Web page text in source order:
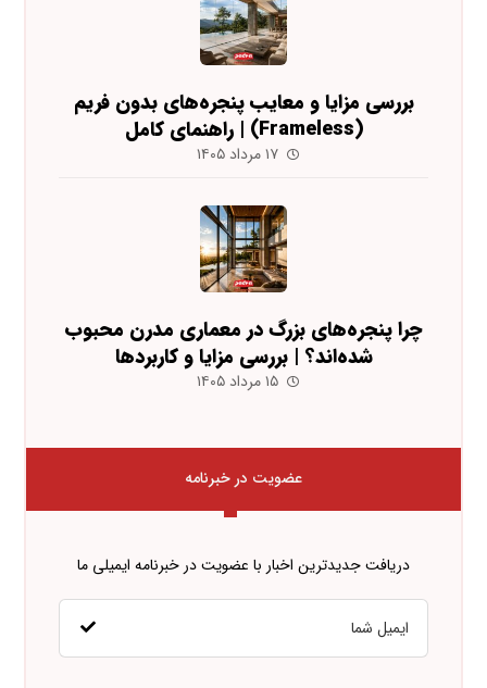
بررسی مزایا و معایب پنجره‌های بدون فریم
(Frameless) | راهنمای کامل
۱۷ مرداد ۱۴۰۵
چرا پنجره‌های بزرگ در معماری مدرن محبوب
شده‌اند؟ | بررسی مزایا و کاربردها
۱۵ مرداد ۱۴۰۵
عضویت در خبرنامه
دریافت جدیدترین اخبار با عضویت در خبرنامه ایمیلی ما